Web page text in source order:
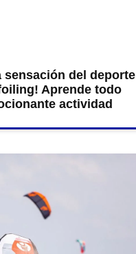
sensación del deporte
Aprende todo
actividad